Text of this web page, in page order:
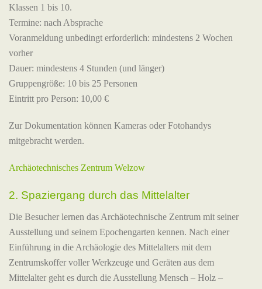
Klassen 1 bis 10.
Termine: nach Absprache
Voranmeldung unbedingt erforderlich: mindestens 2 Wochen
vorher
Dauer: mindestens 4 Stunden (und länger)
Gruppengröße: 10 bis 25 Personen
Eintritt pro Person: 10,00 €
Zur Dokumentation können Kameras oder Fotohandys
mitgebracht werden.
Archäotechnisches Zentrum Welzow
2. Spaziergang durch das Mittelalter
Die Besucher lernen das Archäotechnische Zentrum mit seiner
Ausstellung und seinem Epochengarten kennen. Nach einer
Einführung in die Archäologie des Mittelalters mit dem
Zentrumskoffer voller Werkzeuge und Geräten aus dem
Mittelalter geht es durch die Ausstellung Mensch – Holz –